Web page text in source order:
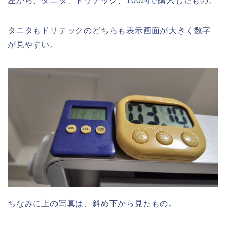
タニタもドリテックのどちらも表示画面が大きく数字
が見やすい。
ちなみに上の写真は、斜め下から見たもの。